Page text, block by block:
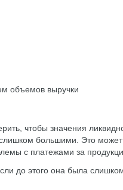
объемов выручки
чтобы значения
большими. Это может
с платежами за
до этого она была